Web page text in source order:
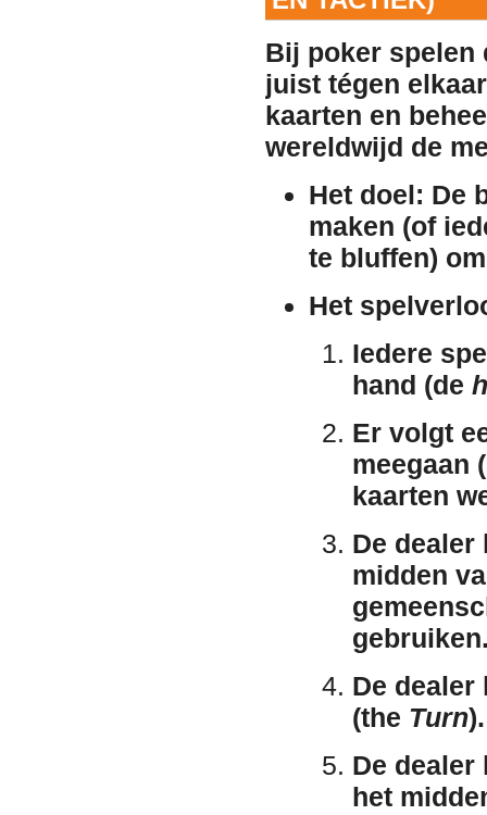
Bij poker spelen
juist tégen
kaarten en
wereldwijd de
Het doel: De
maken (of
te bluffen)
Het
Iedere
hand (de
Er volgt
meegaan (
kaarten
De
midden
De
(the Turn
De
het